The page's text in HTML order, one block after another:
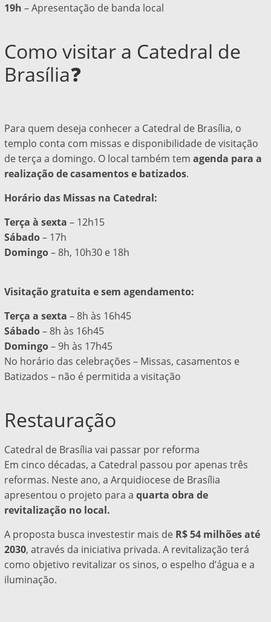
19h – Apresentação de banda local
Como visitar a Catedral de
Brasília❓
Para quem deseja conhecer a Catedral de Brasília, o
templo conta com missas e disponibilidade de visitação
de terça a domingo. O local também tem agenda para a
realização de casamentos e batizados.
Horário das Missas na Catedral:
Terça à sexta – 12h15
Sábado– 17h
Domingo– 8h, 10h30 e 18h
Visitação gratuita e sem agendamento:
Terça a sexta – 8h às 16h45
Sábado– 8h às 16h45
Domingo– 9h às 17h45
No horário das celebrações – Missas, casamentos e
Batizados – não é permitida a visitação
Restauração
Catedral de Brasília vai passar por reforma
Em cinco décadas, a Catedral passou por apenas três
reformas. Neste ano, a Arquidiocese de Brasília
apresentou o projeto para a quarta obra de
revitalização no local.
A proposta busca investestir mais de R$ 54 milhões até
2030, através da iniciativa privada. A revitalização terá
como objetivo revitalizar os sinos, o espelho d’água e a
iluminação.